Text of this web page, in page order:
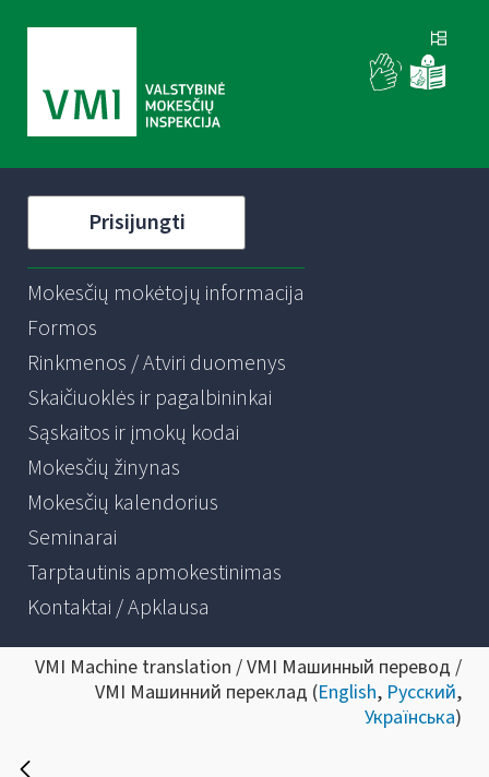
Prisijungti
Mokesčių mokėtojų informacija
Formos
Rinkmenos / Atviri duomenys
Skaičiuoklės ir pagalbininkai
Sąskaitos ir įmokų kodai
Mokesčių žinynas
Mokesčių kalendorius
Seminarai
Tarptautinis apmokestinimas
Kontaktai / Apklausa
VMI Machine translation / VMI Машинный перевод /
VMI Машинний переклад (English, Русский,
Українська)